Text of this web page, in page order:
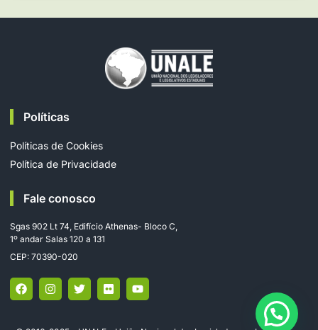
Políticas
Políticas de Cookies
Política de Privacidade
Fale conosco
Sgas 902 Lt 74, Edifício Athenas- Bloco C,
1º andar Salas 120 a 131
CEP: 70390-020